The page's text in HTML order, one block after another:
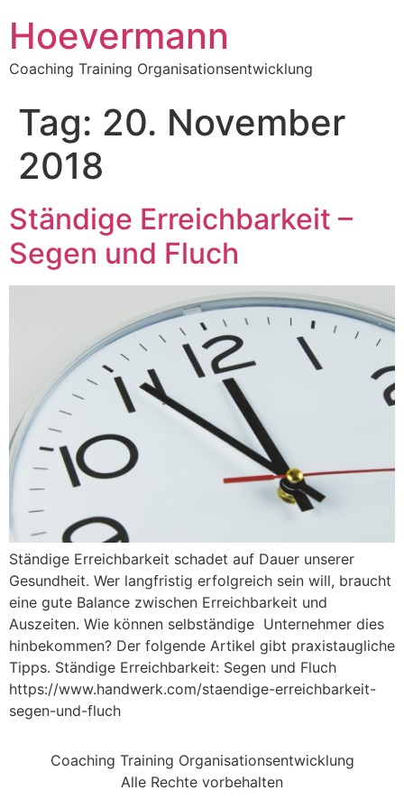
Hoevermann
Coaching Training Organisationsentwicklung
Tag: 20. November
2018
Ständige Erreichbarkeit –
Segen und Fluch
Ständige Erreichbarkeit schadet auf Dauer unserer
Gesundheit. Wer langfristig erfolgreich sein will, braucht
eine gute Balance zwischen Erreichbarkeit und
Auszeiten. Wie können selbständige Unternehmer dies
hinbekommen? Der folgende Artikel gibt praxistaugliche
Tipps. Ständige Erreichbarkeit: Segen und Fluch
https://www.handwerk.com/staendige-erreichbarkeit-
segen-und-fluch
Coaching Training Organisationsentwicklung
Alle Rechte vorbehalten